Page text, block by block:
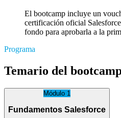
El bootcamp incluye un
certificación oficial
fondo para aprobarla a la
Programa
Temario del
Módulo 1
Fundamentos Salesforce